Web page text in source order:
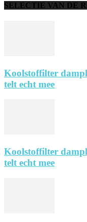
SELECTIE VAN DE
Koolstoffilter
telt echt mee
Koolstoffilter
telt echt mee